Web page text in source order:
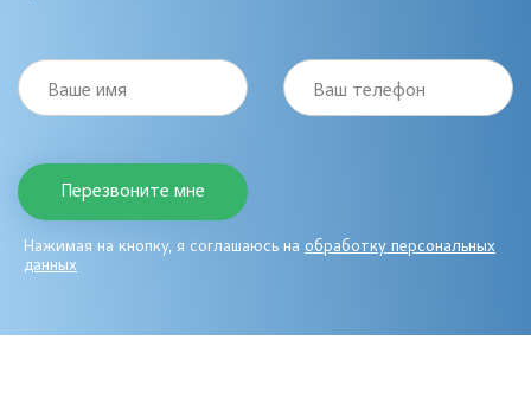
Ваше имя Ваш телефон
Нажимая на кнопку, я соглашаюсь на обработку персональных
данных